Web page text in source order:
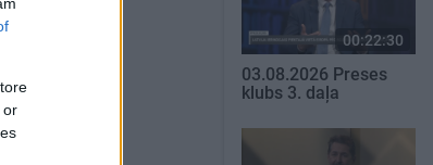
or
00:22:30
03.08.2026 Preses
klubs 3. daļa